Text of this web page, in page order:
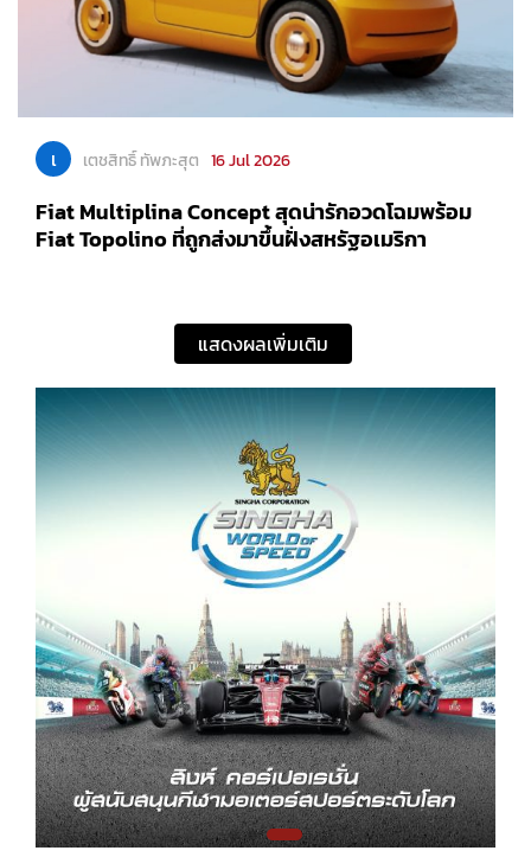
เ เตชสิทธิ์ ทัพภะสุต 16 Jul 2026
Fiat Multiplina Concept สุดน่ารักอวดโฉมพร้อม
Fiat Topolino ที่ถูกส่งมาขึ้นฝั่งสหรัฐอเมริกา
แสดงผลเพิ่มเติม